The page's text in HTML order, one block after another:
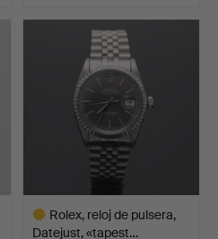
seleccionado
Rolex, reloj de pulsera,
Datejust, «tapest…